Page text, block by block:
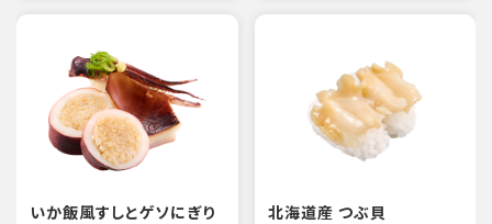
いか飯風すしとゲソにぎり 北海道産 つぶ貝